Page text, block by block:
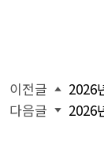
이전글
2026
다음글
2026